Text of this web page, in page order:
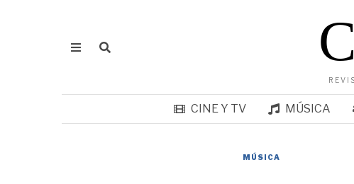
CINE Y TV MÚSICA
MÚSICA